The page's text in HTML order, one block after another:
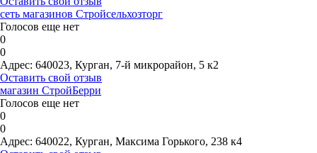
сеть магазинов Стройсельхозторг
Голосов еще нет
0
0
Адрес: 640023, Курган, 7-й микрорайон, 5 к2
Оставить свой отзыв
магазин СтройБерри
Голосов еще нет
0
0
Адрес: 640022, Курган, Максима Горького, 238 к4